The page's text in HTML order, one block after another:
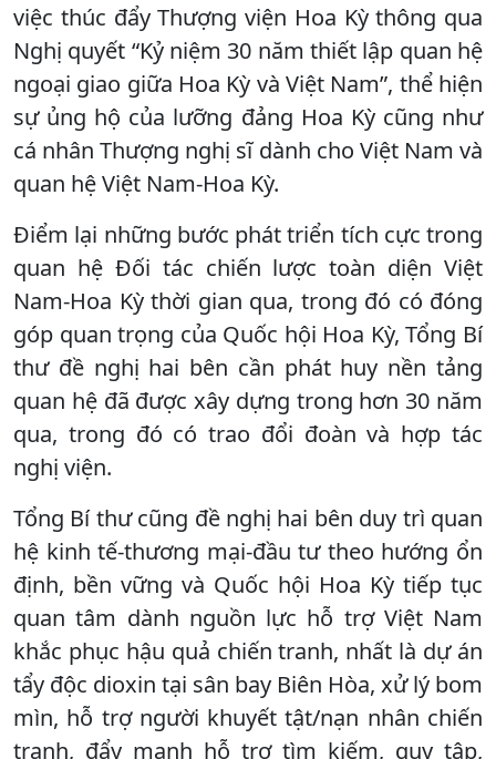
việc thúc đẩy Thượng viện Hoa Kỳ thông qua
Nghị quyết “Kỷ niệm 30 năm thiết lập quan hệ
ngoại giao giữa Hoa Kỳ và Việt Nam”, thể hiện
sự ủng hộ của lưỡng đảng Hoa Kỳ cũng như
cá nhân Thượng nghị sĩ dành cho Việt Nam và
quan hệ Việt Nam-Hoa Kỳ.
Điểm lại những bước phát triển tích cực trong
quan hệ Đối tác chiến lược toàn diện Việt
Nam-Hoa Kỳ thời gian qua, trong đó có đóng
góp quan trọng của Quốc hội Hoa Kỳ, Tổng Bí
thư đề nghị hai bên cần phát huy nền tảng
quan hệ đã được xây dựng trong hơn 30 năm
qua, trong đó có trao đổi đoàn và hợp tác
nghị viện.
Tổng Bí thư cũng đề nghị hai bên duy trì quan
hệ kinh tế-thương mại-đầu tư theo hướng ổn
định, bền vững và Quốc hội Hoa Kỳ tiếp tục
quan tâm dành nguồn lực hỗ trợ Việt Nam
khắc phục hậu quả chiến tranh, nhất là dự án
tẩy độc dioxin tại sân bay Biên Hòa, xử lý bom
mìn, hỗ trợ người khuyết tật/nạn nhân chiến
tranh, đẩy mạnh hỗ trợ tìm kiếm, quy tập,